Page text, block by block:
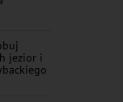
jezior i